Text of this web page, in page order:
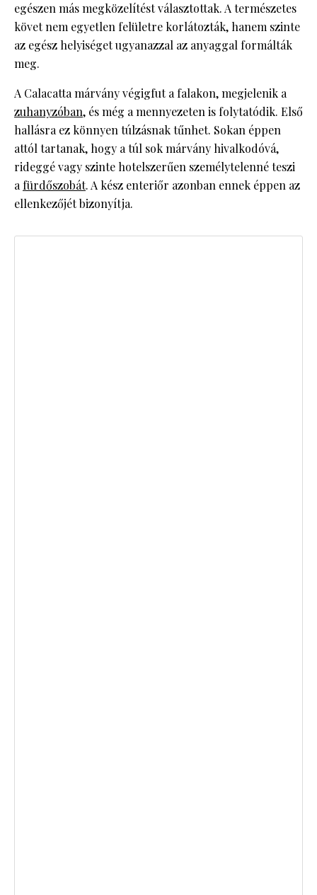
egészen más megközelítést választottak. A természetes
követ nem egyetlen felületre korlátozták, hanem szinte
az egész helyiséget ugyanazzal az anyaggal formálták
meg.
A Calacatta márvány végigfut a falakon, megjelenik a
zuhanyzóban, és még a mennyezeten is folytatódik. Első
hallásra ez könnyen túlzásnak tűnhet. Sokan éppen
attól tartanak, hogy a túl sok márvány hivalkodóvá,
rideggé vagy szinte hotelszerűen személytelenné teszi
afürdőszobát. A kész enteriőr azonban ennek éppen az
ellenkezőjét bizonyítja.